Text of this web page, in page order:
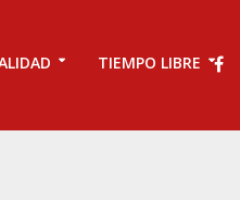
TIEMPO LIBRE